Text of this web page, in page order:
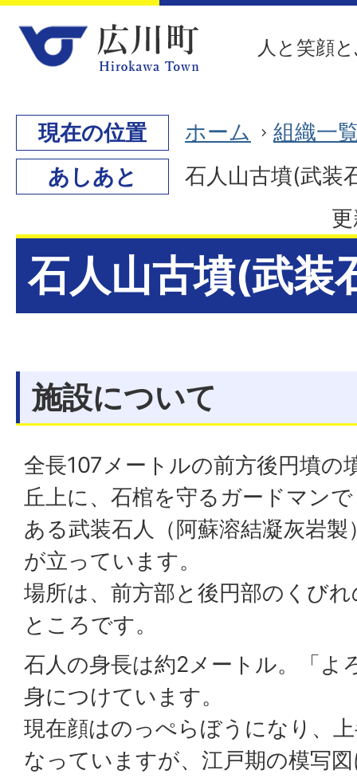
人と笑顔
現在の位置 ホーム
組織一
あしあと
石人山古墳(武装
石人山古墳(武装
施設について
全長107メートルの前方後円墳の
丘上に、石棺を守るガードマンで
ある武装石人（阿蘇溶結凝灰岩製
が立っています。
場所は、前方部と後円部のくびれ
ところです。
石人の身長は約2メートル。「よ
身につけています。
現在顔はのっぺらぼうになり、
なっていますが、江戸期の模写